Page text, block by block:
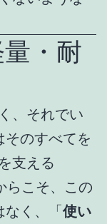
・耐
、それでい
のすべてを
支える
らこそ、この
なく、「使い